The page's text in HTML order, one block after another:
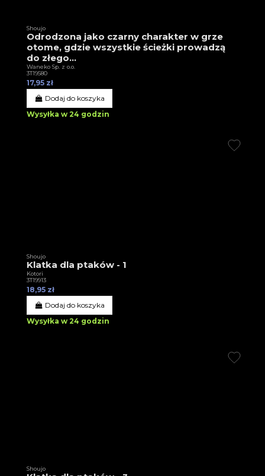
Shoujo
Odrodzona jako czarny charakter w grze
otome, gdzie wszystkie ścieżki prowadzą
do złego...
Waneko Sp. z o.o.
3T19580
17,95 zł
Dodaj do koszyka
Wysyłka w 24 godzin
Shoujo
Klatka dla ptaków - 1
Kotori
3T19913
18,95 zł
Dodaj do koszyka
Wysyłka w 24 godzin
Shoujo